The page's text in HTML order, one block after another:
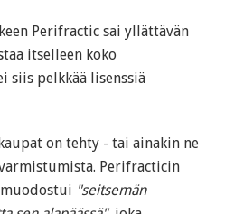
Perifractic sai yllättävän
itselleen koko
siis pelkkää lisenssiä
on tehty - tai ainakin ne
Perifracticin
"seitsemän